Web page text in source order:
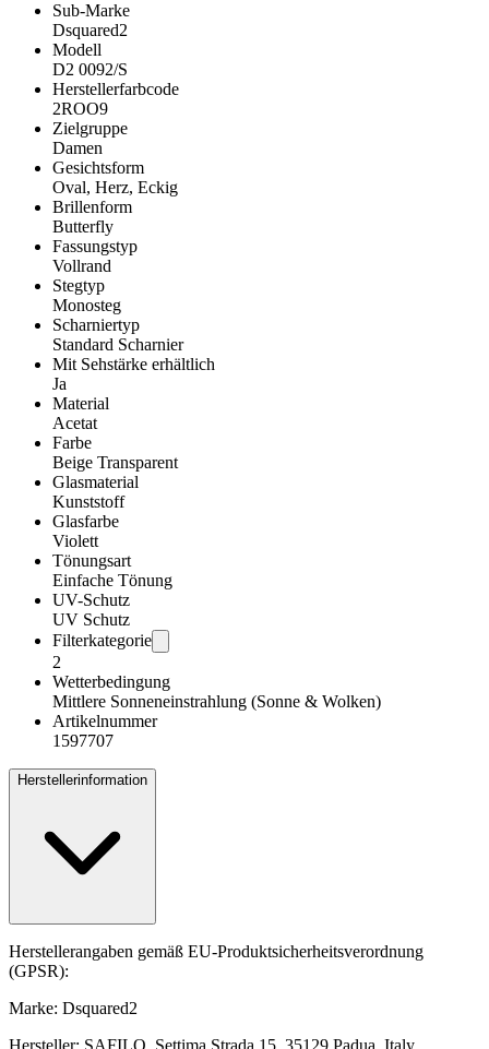
Sub-Marke
Dsquared2
Modell
D2 0092/S
Herstellerfarbcode
2ROO9
Zielgruppe
Damen
Gesichtsform
Oval, Herz, Eckig
Brillenform
Butterfly
Fassungstyp
Vollrand
Stegtyp
Monosteg
Scharniertyp
Standard Scharnier
Mit Sehstärke erhältlich
Ja
Material
Acetat
Farbe
Beige Transparent
Glasmaterial
Kunststoff
Glasfarbe
Violett
Tönungsart
Einfache Tönung
UV-Schutz
UV Schutz
Filterkategorie
2
Wetterbedingung
Mittlere Sonneneinstrahlung (Sonne & Wolken)
Artikelnummer
1597707
Herstellerinformation
Herstellerangaben gemäß EU-Produktsicherheitsverordnung
(GPSR):
Marke: Dsquared2
Hersteller: SAFILO, Settima Strada 15, 35129 Padua, Italy